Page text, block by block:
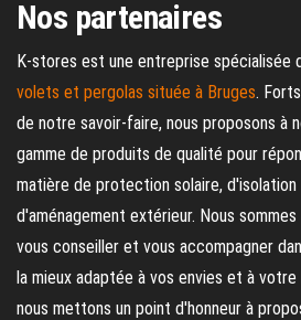
Nos partenaires
K-stores est une entreprise spécialisée
volets et pergolas située à Bruges.
de notre savoir-faire, nous proposons à
gamme de produits de qualité pour
matière de protection solaire,
d'aménagement extérieur. Nous
vous conseiller et vous accompagner
la mieux adaptée à vos envies et à
nous mettons un point d'honneur à